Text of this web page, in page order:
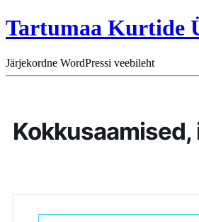
Tartumaa Kurtide
Järjekordne WordPressi veebileht
Kokkusaamised,